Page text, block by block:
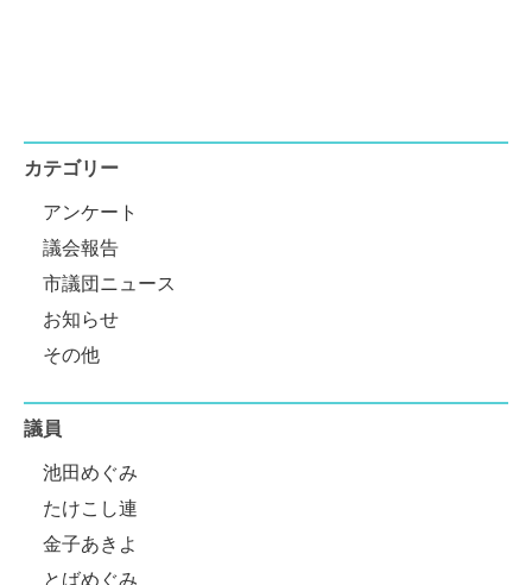
カテゴリー
アンケート
議会報告
市議団ニュース
お知らせ
その他
議員
池田めぐみ
たけこし連
金子あきよ
とばめぐみ